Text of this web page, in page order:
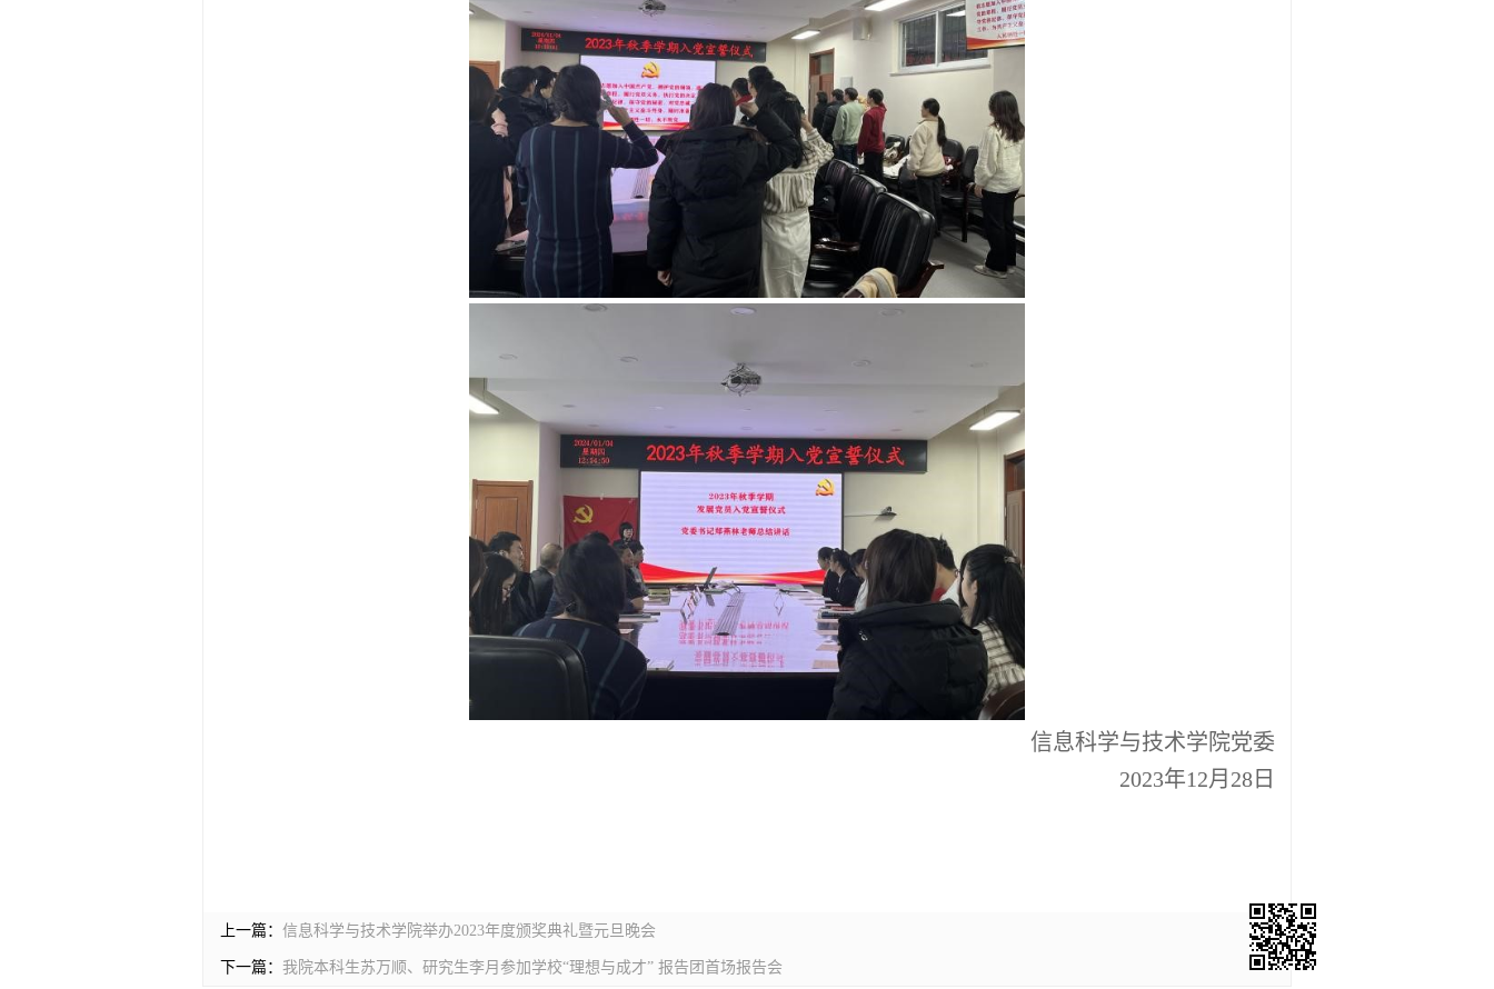
信息科学与技术学院党委
2023年12月 28 日
上一篇： 信息科学与技术学院举办2023年度颁奖典礼暨元旦晚会
下一篇： 我院本科生苏万顺、研究生李月参加学校“理想与成才” 报告团首场报告会